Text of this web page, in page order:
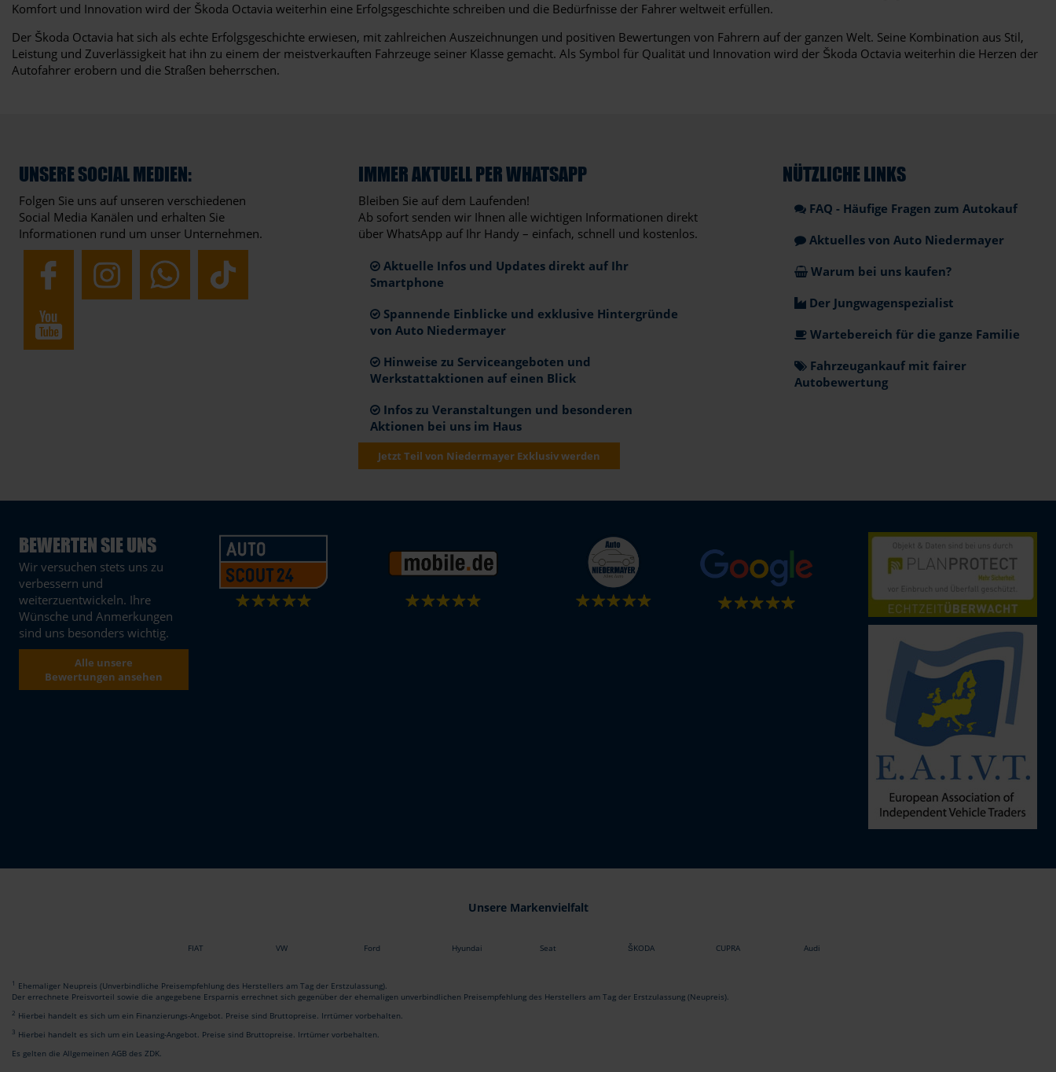
Komfort und Innovation wird der Škoda Octavia weiterhin eine Erfolgsgeschichte schreiben und die Bedürfnisse der Fahrer weltweit erfüllen.
Der Škoda Octavia hat sich als echte Erfolgsgeschichte erwiesen, mit zahlreichen Auszeichnungen und positiven Bewertungen von Fahrern auf der ganzen Welt. Seine Kombination aus Stil,
Leistung und Zuverlässigkeit hat ihn zu einem der meistverkauften Fahrzeuge seiner Klasse gemacht. Als Symbol für Qualität und Innovation wird der Škoda Octavia weiterhin die Herzen der
Autofahrer erobern und die Straßen beherrschen.
UNSERE SOCIAL MEDIEN:
Folgen Sie uns auf unseren verschiedenen
Social Media Kanälen und erhalten Sie
Informationen rund um unser Unternehmen.
IMMER AKTUELL PER WHATSAPP
Bleiben Sie auf dem Laufenden!
Ab sofort senden wir Ihnen alle wichtigen Informationen direkt
über WhatsApp auf Ihr Handy – einfach, schnell und kostenlos.
Aktuelle Infos und Updates direkt auf Ihr
Smartphone
Spannende Einblicke und exklusive Hintergründe
von Auto Niedermayer
Hinweise zu Serviceangeboten und
Werkstattaktionen auf einen Blick
Infos zu Veranstaltungen und besonderen
Aktionen bei uns im Haus
Jetzt Teil von Niedermayer Exklusiv werden
NÜTZLICHE LINKS
FAQ - Häufige Fragen zum Autokauf
Aktuelles von Auto Niedermayer
Warum bei uns kaufen?
Der Jungwagenspezialist
Wartebereich für die ganze Familie
Fahrzeugankauf mit fairer
Autobewertung
BEWERTEN SIE UNS
Wir versuchen stets uns zu
verbessern und
weiterzuentwickeln. Ihre
Wünsche und Anmerkungen
sind uns besonders wichtig.
Alle unsere
Bewertungen ansehen
Unsere Markenvielfalt
FIAT VW Ford Hyundai Seat ŠKODA CUPRA Audi
1 Ehemaliger Neupreis (Unverbindliche Preisempfehlung des Herstellers am Tag der Erstzulassung).
Der errechnete Preisvorteil sowie die angegebene Ersparnis errechnet sich gegenüber der ehemaligen unverbindlichen Preisempfehlung des Herstellers am Tag der Erstzulassung (Neupreis).
2 Hierbei handelt es sich um ein Finanzierungs-Angebot. Preise sind Bruttopreise. Irrtümer vorbehalten.
3 Hierbei handelt es sich um ein Leasing-Angebot. Preise sind Bruttopreise. Irrtümer vorbehalten.
Es gelten die Allgemeinen AGB des ZDK.